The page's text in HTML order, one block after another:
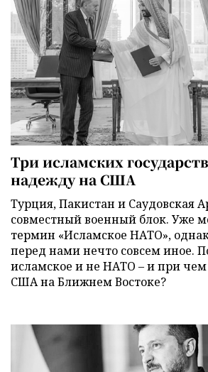
Три исламских
надежду на США
Турция, Пакистан и Саудовская
совместный военный блок. Уже
термин «Исламское НАТО»,
перед нами нечто совсем иное.
исламское и не НАТО – и при
США на Ближнем Востоке?